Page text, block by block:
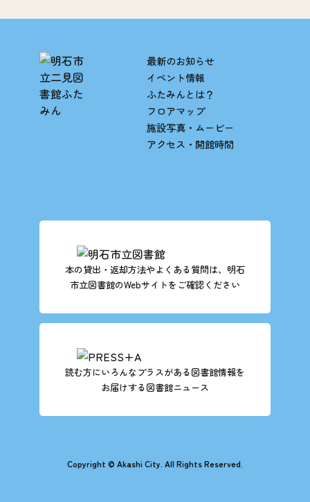
最新のお知らせ
イベント情報
ふたみんとは？
フロアマップ
施設写真・ムービー
アクセス・開館時間
本の貸出・返却方法やよくある質問は、明石
市立図書館のWebサイトをご確認ください
読む方にいろんなプラスがある図書館情報を
お届けする図書館ニュース
Copyright © Akashi City. All Rights Reserved.